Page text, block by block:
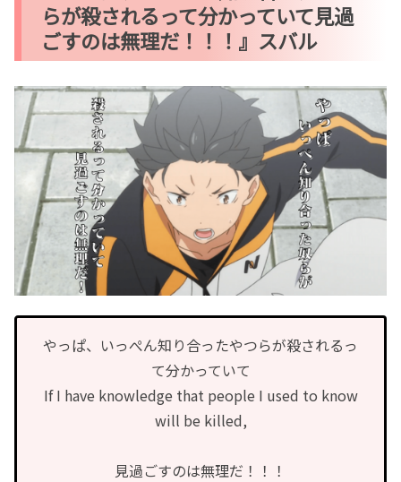
らが殺されるって分かっていて見過
ごすのは無理だ！！！』スバル
やっぱ、いっぺん知り合ったやつらが殺されるっ
て分かっていて
If I have knowledge that people I used to know
will be killed,
見過ごすのは無理だ！！！